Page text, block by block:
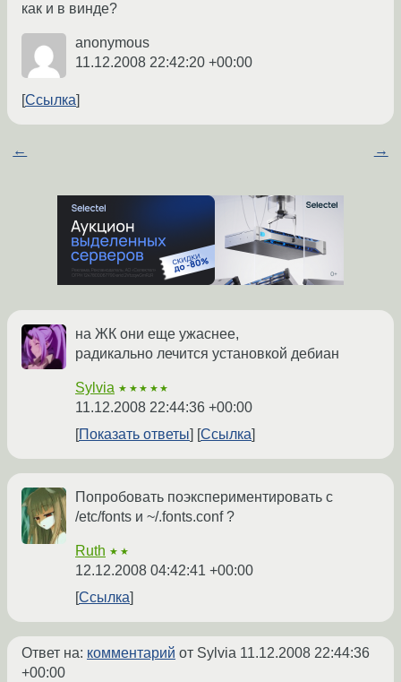
как и в винде?
anonymous
11.12.2008 22:42:20 +00:00
Ссылка
← →
на ЖК они еще ужаснее,
радикально лечится установкой дебиан
Sylvia ★★★★★
11.12.2008 22:44:36 +00:00
Показать ответы
Ссылка
Попробовать поэкспериментировать с
/etc/fonts и ~/.fonts.conf ?
Ruth ★★
12.12.2008 04:42:41 +00:00
Ссылка
Ответ на: комментарий от Sylvia 11.12.2008 22:44:36
+00:00